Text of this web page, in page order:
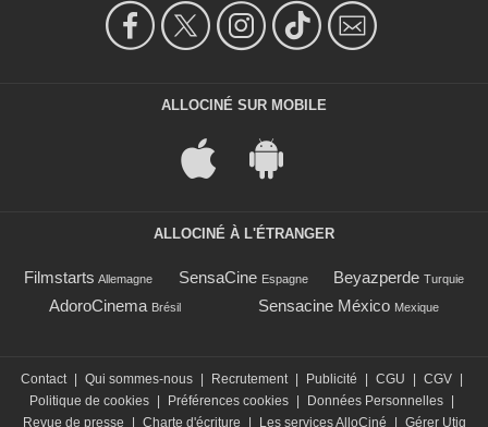
ALLOCINÉ SUR MOBILE
ALLOCINÉ À L'ÉTRANGER
Filmstarts Allemagne SensaCine Espagne Beyazperde Turquie
AdoroCinema Brésil Sensacine México Mexique
Contact | Qui sommes-nous | Recrutement | Publicité | CGU | CGV |
Politique de cookies | Préférences cookies | Données Personnelles |
Revue de presse
| Charte d'écriture | Les services AlloCiné | Gérer Utiq